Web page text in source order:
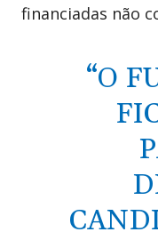
financiadas não
“O